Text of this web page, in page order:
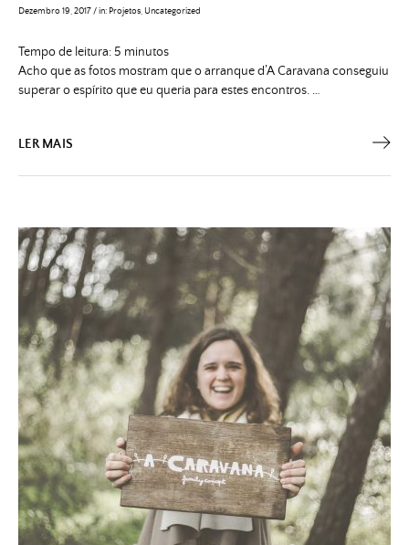
Dezembro 19, 2017/in: Projetos Uncategorized
Tempo de leitura:5 minutos
Acho que as fotos mostram que o arranque d’A Caravana conseguiu
superar o espírito que eu queria para estes encontros. …
LER MAIS